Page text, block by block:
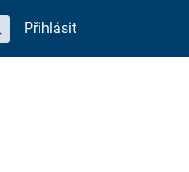
Přihlásit